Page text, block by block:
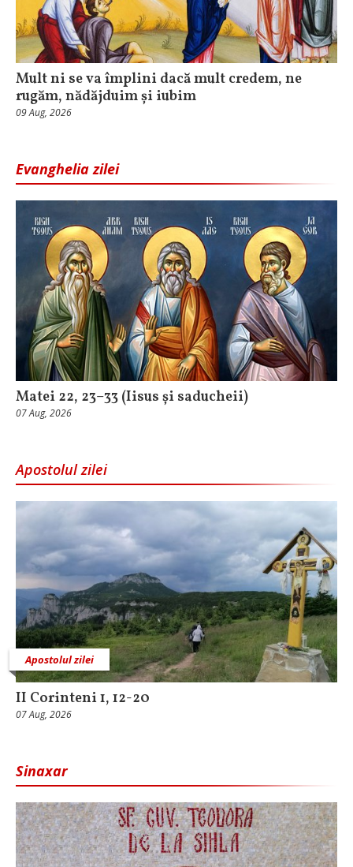
Mult ni se va împlini dacă mult credem, ne
rugăm, nădăjduim și iubim
09 Aug, 2026
Evanghelia zilei
Matei 22, 23–33 (Iisus și saducheii)
07 Aug, 2026
Apostolul zilei
Apostolul zilei
II Corinteni 1, 12-20
07 Aug, 2026
Sinaxar